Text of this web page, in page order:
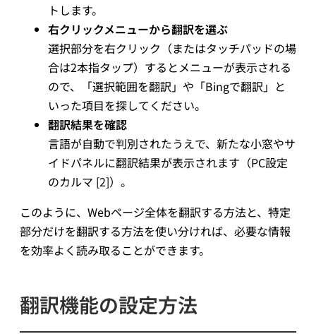
トします。
右クリックメニューから翻訳を選ぶ
選択部分を右クリック（またはタッチパッドの場
合は2本指タップ）するとメニューが表示される
ので、「選択範囲を翻訳」や「Bingで翻訳」と
いった項目を探してください。
翻訳結果を確認
言語が自動で判別されたうえで、新たな小窓やサ
イドパネルに翻訳結果が表示されます（PC設定
のカルマ [2]）。
このように、Webページ全体を翻訳する方法と、特定
部分だけを翻訳する方法を使い分ければ、必要な情報
を効率よく読み取ることができます。
翻訳機能の設定方法